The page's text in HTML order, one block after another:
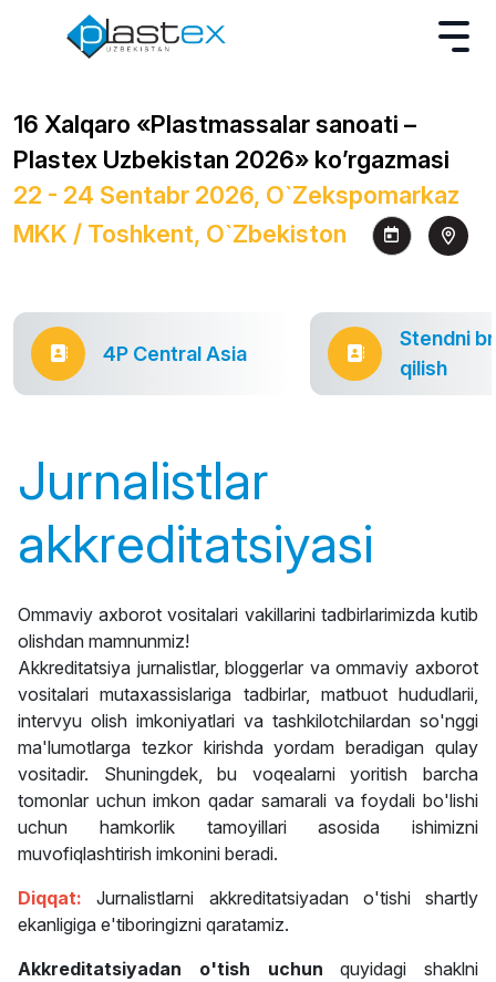
16 Xalqaro «Plastmassalar sanoati –
Plastex Uzbekistan 2026» ko’rgazmasi
22 - 24 Sentabr 2026, O`zekspomarkaz
MKK / Toshkent, O`zbekiston
4P Central Asia
Stendni
qilish
Jurnalistlar
akkreditatsiyasi
Ommaviy axborot vositalari vakillarini tadbirlarimizda kutib
olishdan mamnunmiz!
Akkreditatsiya jurnalistlar, bloggerlar va ommaviy axborot
vositalari mutaxassislariga tadbirlar, matbuot hududlarii,
intervyu olish imkoniyatlari va tashkilotchilardan so'nggi
ma'lumotlarga tezkor kirishda yordam beradigan qulay
vositadir. Shuningdek, bu voqealarni yoritish barcha
tomonlar uchun imkon qadar samarali va foydali bo'lishi
uchun hamkorlik tamoyillari asosida ishimizni
muvofiqlashtirish imkonini beradi.
Diqqat:Jurnalistlarni akkreditatsiyadan o'tishi shartly
ekanligiga e'tiboringizni qaratamiz.
Akkreditatsiyadan o'tish uchun quyidagi shaklni